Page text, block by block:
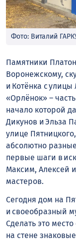
Фото: Виталий
Памятники
Воронежскому,
и Котёнка с
«Орлёнок» –
начало которой
Дикунов и Эльза
улице
абсолютно
первые шаги в
Максим, Алексей
мастеров.
Сегодня дом на
и своеобразный
Сделать это
на стене